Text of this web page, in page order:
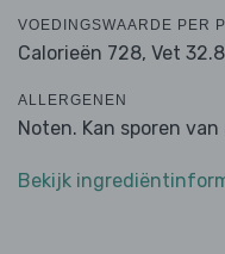
VOEDINGSWAARDE PER
Calorieën 728, Vet
ALLERGENEN
Noten. Kan sporen
Bekijk